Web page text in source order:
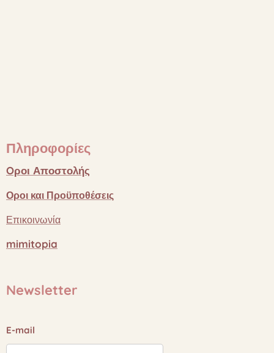
Πληροφορίες
Oροι Αποστολής
Οροι και Προϋποθέσεις
Επικοινωνία
mimitopia
Newsletter
E-mail